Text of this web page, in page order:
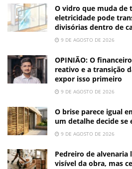
O vidro que muda de
eletricidade pode
divisórias dentro de
9 DE AGOSTO DE 2026
OPINIÃO: O
reativo e a transição
expor isso primeiro
9 DE AGOSTO DE 2026
O brise parece igual
um detalhe decide se
9 DE AGOSTO DE 2026
Pedreiro de alvenaria
visível da obra, mas